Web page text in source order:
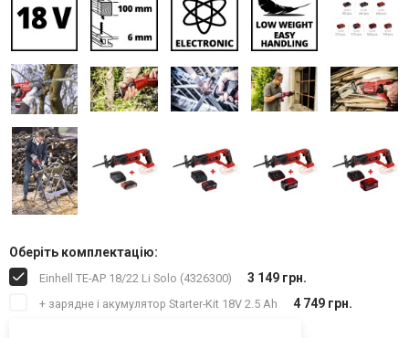
Оберіть комплектацію:
Einhell TE-AP 18/22 Li Solo (4326300) 3 149 грн.
+ зарядне і акумулятор Starter-Kit 18V 2.5 Ah 4 749 грн.